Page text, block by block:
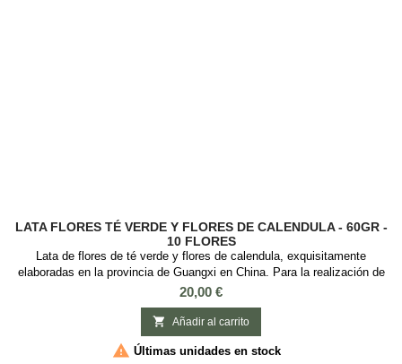
LATA FLORES TÉ VERDE Y FLORES DE CALENDULA - 60GR -
10 FLORES
Lata de flores de té verde y flores de calendula, exquisitamente
elaboradas en la provincia de Guangxi en China. Para la realización de
este arreglo se usa una cantidad limitada de brotes jóvenes y tiernos de
té verde recolectados en primavera , y en el centro se usan flores de
calendula. Cuando se infusiona una flor en agua caliente, la flor de té
verde...
Precio
20,00 €
 Añadir al carrito
 Últimas unidades en stock